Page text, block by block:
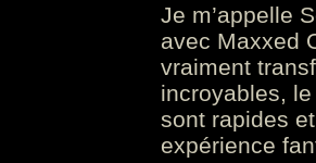
Je m’appelle
avec Maxxed
vraiment
incroyables,
sont rapides
expérience